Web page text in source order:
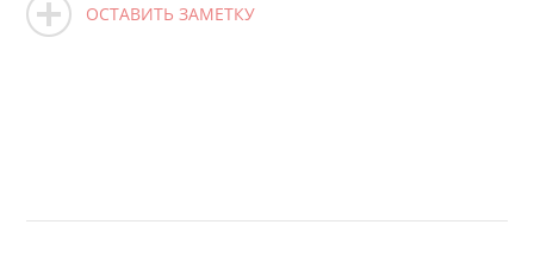
ОСТАВИТЬ ЗАМЕТКУ